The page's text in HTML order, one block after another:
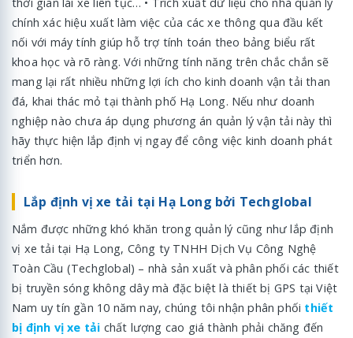
thời gian lái xe liên tục… • Trích xuất dữ liệu cho nhà quản lý
chính xác hiệu xuất làm việc của các xe thông qua đầu kết
nối với máy tính giúp hỗ trợ tính toán theo bảng biểu rất
khoa học và rõ ràng. Với những tính năng trên chắc chắn sẽ
mang lại rất nhiều những lợi ích cho kinh doanh vận tải than
đá, khai thác mỏ tại thành phố Hạ Long. Nếu như doanh
nghiệp nào chưa áp dụng phương án quản lý vận tải này thì
hãy thực hiện lắp định vị ngay để công việc kinh doanh phát
triển hơn.
Lắp định vị xe tải tại Hạ Long bởi Techglobal
Nắm được những khó khăn trong quản lý cũng như lắp định
vị xe tải tại Hạ Long, Công ty TNHH Dịch Vụ Công Nghệ
Toàn Cầu (Techglobal) – nhà sản xuất và phân phối các thiết
bị truyền sóng không dây mà đặc biệt là thiết bị GPS tại Việt
Nam uy tín gần 10 năm nay, chúng tôi nhận phân phối thiết
bị định vị xe tải chất lượng cao giá thành phải chăng đến